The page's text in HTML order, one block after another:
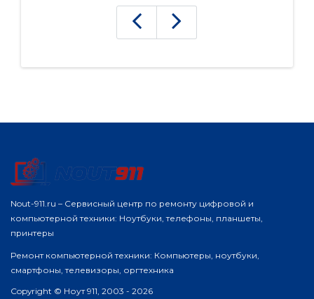
Nout-911.ru – Сервисный центр по ремонту цифровой и
компьютерной техники: Ноутбуки, телефоны, планшеты,
принтеры
Ремонт компьютерной техники: Компьютеры, ноутбуки,
смартфоны, телевизоры, оргтехника
Copyright © Ноут 911, 2003 - 2026